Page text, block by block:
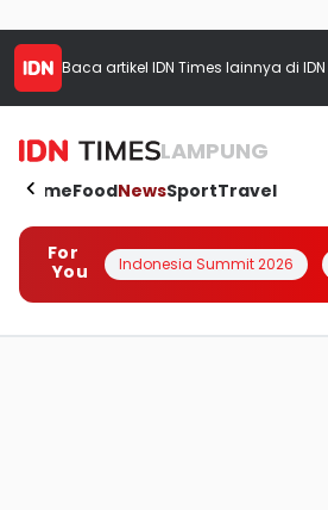
Baca artikel IDN Times lainnya di
LAMPUNG
HomeFoodNewsSportTravel
For
You
Indonesia Summit 2026